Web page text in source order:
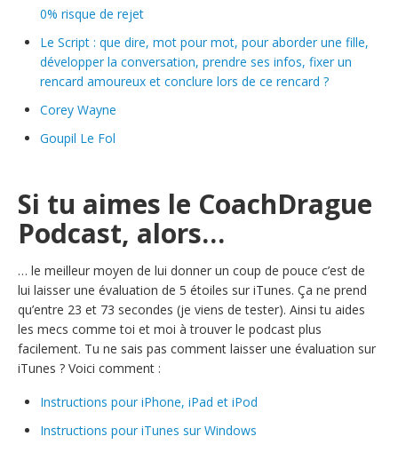
0% risque de rejet
Le Script : que dire, mot pour mot, pour aborder une fille,
développer la conversation, prendre ses infos, fixer un
rencard amoureux et conclure lors de ce rencard ?
Corey Wayne
Goupil Le Fol
Si tu aimes le CoachDrague
Podcast, alors…
… le meilleur moyen de lui donner un coup de pouce c’est de
lui laisser une évaluation de 5 étoiles sur iTunes. Ça ne prend
qu’entre 23 et 73 secondes (je viens de tester). Ainsi tu aides
les mecs comme toi et moi à trouver le podcast plus
facilement. Tu ne sais pas comment laisser une évaluation sur
iTunes ? Voici comment :
Instructions pour iPhone, iPad et iPod
Instructions pour iTunes sur Windows